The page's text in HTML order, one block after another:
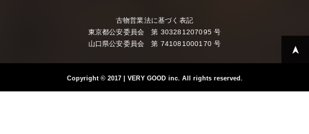
古物営業法に基づく表記
東京都公安委員会 第 303281207095 号
山口県公安委員会 第 741081000170 号
Copyright ©2017 | VERY GOOD inc. All rights reserved.